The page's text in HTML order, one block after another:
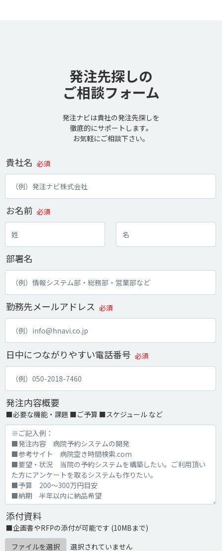
発注先探しの
ご相談フォーム
発注ナビは貴社の発注先探しを
徹底的にサポートします。
お気軽にご相談下さい。
貴社名 必須
お名前 必須
部署名
勤務先メールアドレス 必須
日中につながりやすい電話番号 必須
発注内容概要
■必要な機能・課題 ■ご予算 ■スケジュール など
添付資料
■企画書やRFPの添付が可能です (10MBまで)
ファイルを選択
選択されていません